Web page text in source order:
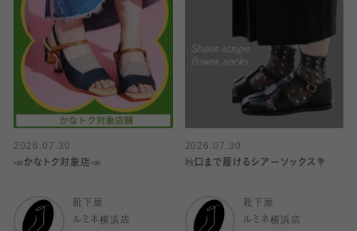
2026.07.30
📣かなトク対象店📣
靴下屋
ルミネ横浜店
2026.07.30
秋口まで履けるシアーソックス💐
靴下屋
ルミネ横浜店